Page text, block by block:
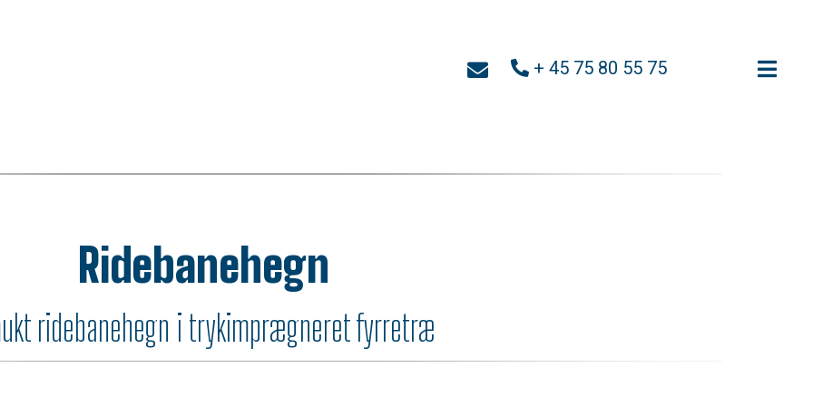
+ 45 75 80 55 75
Ridebanehegn
ridebanehegn i trykimprægneret fyrretræ